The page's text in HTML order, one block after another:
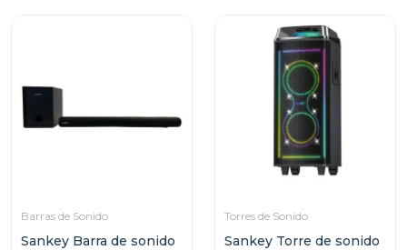
Barras de Sonido
Sankey Barra de sonido
Torres de Sonido
Sankey Torre de sonido